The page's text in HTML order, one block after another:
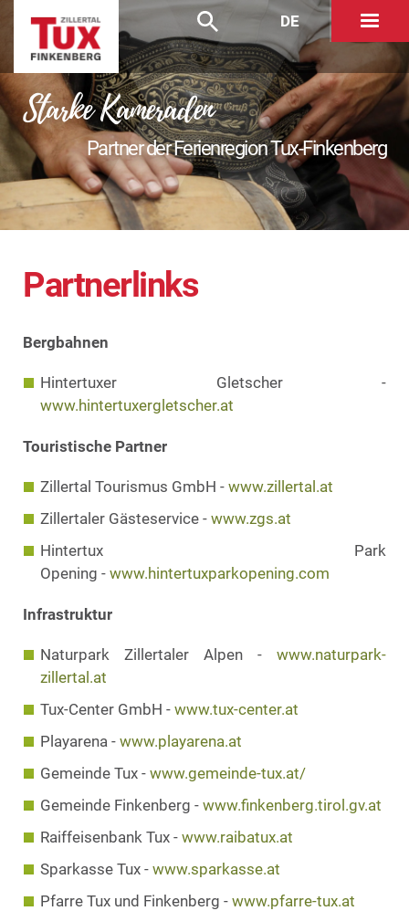
DE
Starke Kameraden
Partner der Ferienregion Tux-Finkenberg
Partnerlinks
Bergbahnen
Hintertuxer Gletscher -
www.hintertuxergletscher.at
Touristische Partner
Zillertal Tourismus GmbH - www.zillertal.at
Zillertaler Gästeservice - www.zgs.at
Hintertux Park
Opening - www.hintertuxparkopening.com
Infrastruktur
Naturpark Zillertaler Alpen - www.naturpark-
zillertal.at
Tux-Center GmbH - www.tux-center.at
Playarena - www.playarena.at
Gemeinde Tux - www.gemeinde-tux.at/
Gemeinde Finkenberg - www.finkenberg.tirol.gv.at
Raiffeisenbank Tux - www.raibatux.at
Sparkasse Tux - www.sparkasse.at
Pfarre Tux und Finkenberg - www.pfarre-tux.at